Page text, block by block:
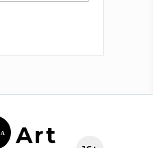
А Art